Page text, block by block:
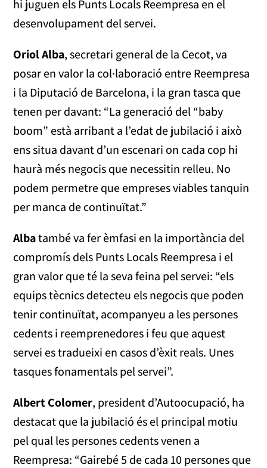
hi juguen els Punts Locals Reempresa en el
desenvolupament del servei.
OriolAlba, secretari general de la Cecot, va
posar en valor la col·laboració entre Reempresa
i la Diputació de Barcelona, i la gran tasca que
tenen per davant: “La generació del “baby
boom” està arribant a l’edat de jubilació i això
ens situa davant d’un escenari on cada cop hi
haurà més negocis que necessitin relleu. No
podem permetre que empreses viables tanquin
per manca de continuïtat.”
Albatambé va fer èmfasi en la importància del
compromís dels Punts Locals Reempresa i el
gran valor que té la seva feina pel servei: “els
equips tècnics detecteu els negocis que poden
tenir continuïtat, acompanyeu a les persones
cedents i reemprenedores i feu que aquest
servei es tradueixi en casos d’èxit reals. Unes
tasques fonamentals pel servei”.
Albert Colomer, president d’Autoocupació, ha
destacat que la jubilació és el principal motiu
pel qual les persones cedents venen a
Reempresa: “Gairebé 5 de cada 10 persones que